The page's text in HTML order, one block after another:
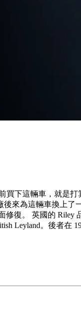
買下這輛車，就是
來為這輛車換上
復。 英國的
Leyland。後者在